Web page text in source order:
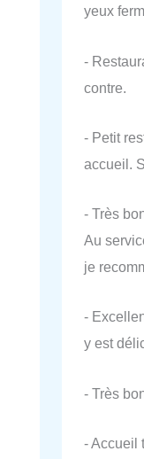
yeux
-
contre.
- Petit
accueil.
- Très
Au
je
-
y est
- Très
- Accueil